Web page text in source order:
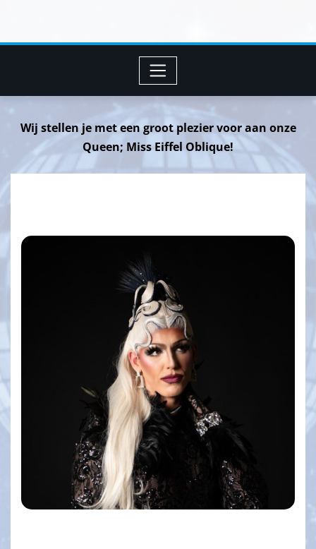
de
Wij stellen je met een groot plezier voor aan onze
Queen; Miss Eiffel Oblique!